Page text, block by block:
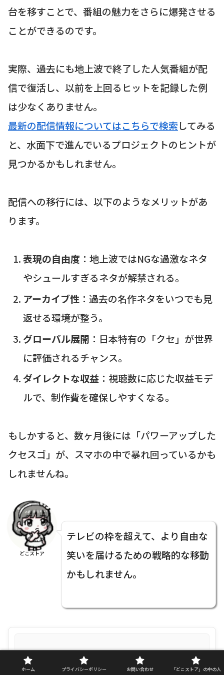
台を移すことで、番組の魅力をさらに爆発させる
ことができるのです。
実際、過去にも地上波で終了した人気番組が配
信で復活し、以前を上回るヒットを記録した例
は少なくありません。
最新の配信情報についてはこちらで検索してみる
と、水面下で進んでいるプロジェクトのヒントが
見つかるかもしれません。
配信への移行には、以下のようなメリットがあ
ります。
表現の自由度 ：地上波ではNGな過激なネタ
やシュールすぎるネタが解禁される。
アーカイブ性 ：過去の名作ネタをいつでも見
返せる環境が整う。
グローバル展開 ：日本特有の「クセ」が世界
に評価されるチャンス。
ダイレクトな収益：視聴数に応じた収益モデ
ルで、制作費を確保しやすくなる。
もしかすると、数ヶ月後には「パワーアップした
クセスゴ」が、スマホの中で暴れ回っているかも
しれませんね。
どこストア
テレビの枠を超えて、より自由な
笑いを届けるための戦略的な移動
かもしれません。
ホーム プライバシーポリシー お問い合わせ 「どこストア」の中の人